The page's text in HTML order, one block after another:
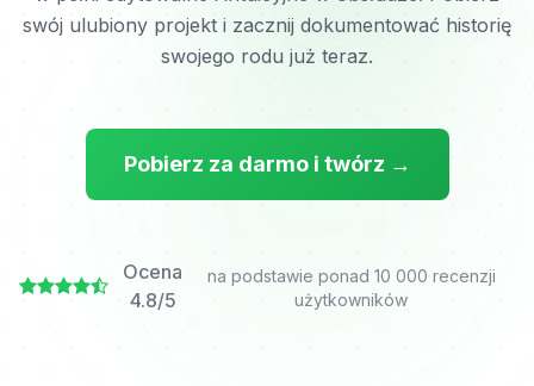
swój ulubiony projekt i zacznij dokumentować historię
swojego rodu już teraz.
Pobierz za darmo i twórz →
Ocena
4.8/5
na podstawie ponad 10 000 recenzji
użytkowników